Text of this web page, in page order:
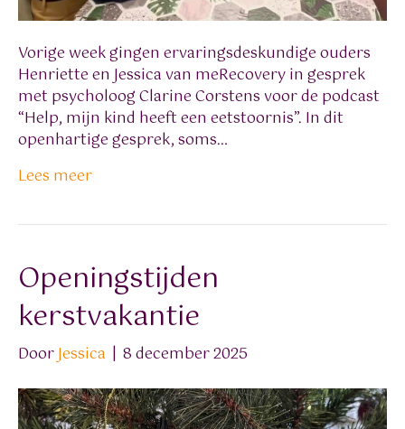
Vorige week gingen ervaringsdeskundige ouders
Henriette en Jessica van meRecovery in gesprek
met psycholoog Clarine Corstens voor de podcast
“Help, mijn kind heeft een eetstoornis”. In dit
openhartige gesprek, soms…
Lees meer
Openingstijden
kerstvakantie
DoorJessica | 8 december 2025